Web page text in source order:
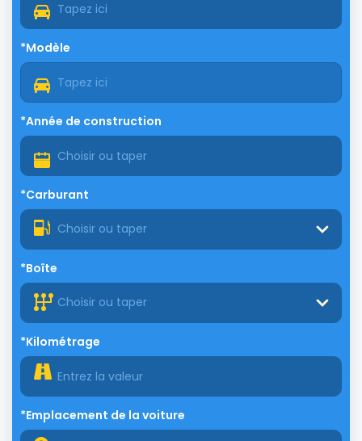
*Modèle
*Année de construction
*Carburant
Choisir ou taper
*Boîte
Choisir ou taper
*Kilométrage
*Emplacement de la voiture